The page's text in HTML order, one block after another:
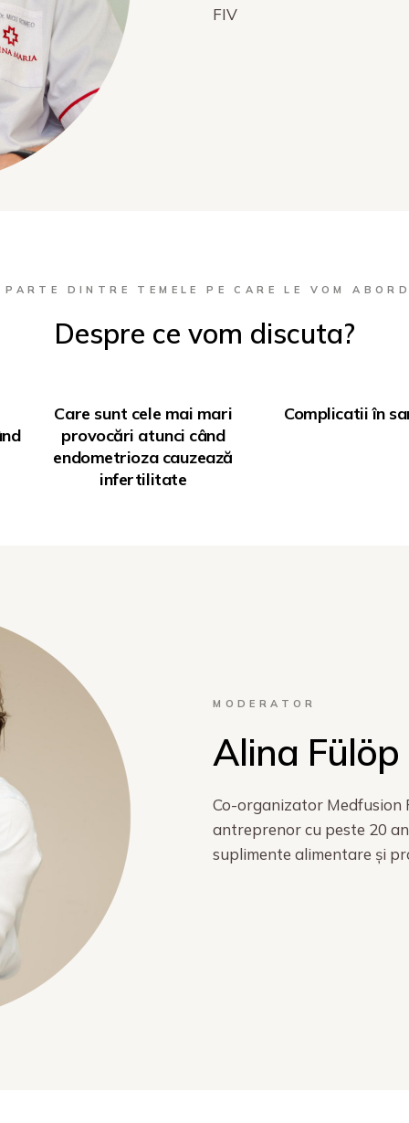
FIV
PARTE DINTRE TEMELE PE CARE LE VOM
Despre ce vom discuta?
Care sunt cele mai mari
provocări atunci când
endometrioza cauzează
infertilitate
Complicatii în
MODERATOR
Alina Fülöp
Co-organizator Medfusion
antreprenor cu peste 20
suplimente alimentare și